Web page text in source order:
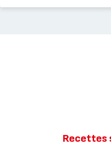
Recettes